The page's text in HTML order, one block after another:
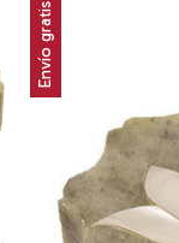
Envío gratis